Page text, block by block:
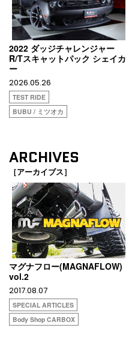
2022 ダッジチャレンジャー
R/Tスキャットパック シェイカ
ー
2026.05.26
TEST RIDE
BUBU / ミツオカ
ARCHIVES
［アーカイブス］
マグナフロー(MAGNAFLOW)
vol.2
2017.08.07
SPECIAL ARTICLES
Body Shop CARBOX